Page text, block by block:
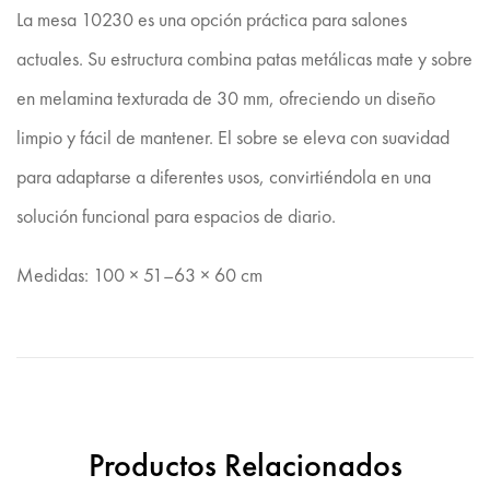
La mesa 10230 es una opción práctica para salones
actuales. Su estructura combina patas metálicas mate y sobre
en melamina texturada de 30 mm, ofreciendo un diseño
limpio y fácil de mantener. El sobre se eleva con suavidad
para adaptarse a diferentes usos, convirtiéndola en una
solución funcional para espacios de diario.
Medidas: 100 × 51–63 × 60 cm
Productos Relacionados